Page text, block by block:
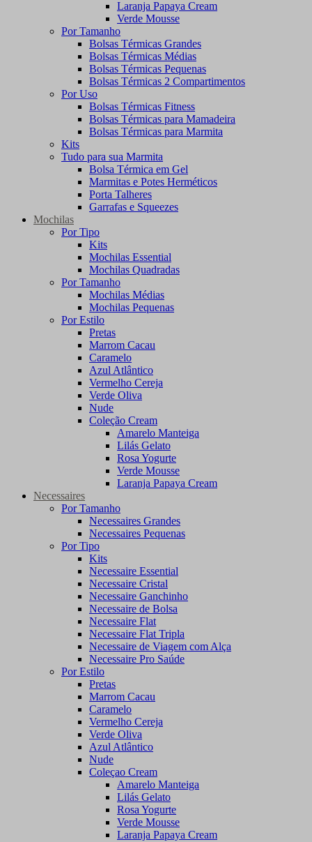
Laranja Papaya Cream
Verde Mousse
Por Tamanho
Bolsas Térmicas Grandes
Bolsas Térmicas Médias
Bolsas Térmicas Pequenas
Bolsas Térmicas 2 Compartimentos
Por Uso
Bolsas Térmicas Fitness
Bolsas Térmicas para Mamadeira
Bolsas Térmicas para Marmita
Kits
Tudo para sua Marmita
Bolsa Térmica em Gel
Marmitas e Potes Herméticos
Porta Talheres
Garrafas e Squeezes
Mochilas
Por Tipo
Kits
Mochilas Essential
Mochilas Quadradas
Por Tamanho
Mochilas Médias
Mochilas Pequenas
Por Estilo
Pretas
Marrom Cacau
Caramelo
Azul Atlântico
Vermelho Cereja
Verde Oliva
Nude
Coleção Cream
Amarelo Manteiga
Lilás Gelato
Rosa Yogurte
Verde Mousse
Laranja Papaya Cream
Necessaires
Por Tamanho
Necessaires Grandes
Necessaires Pequenas
Por Tipo
Kits
Necessaire Essential
Necessaire Cristal
Necessaire Ganchinho
Necessaire de Bolsa
Necessaire Flat
Necessaire Flat Tripla
Necessaire de Viagem com Alça
Necessaire Pro Saúde
Por Estilo
Pretas
Marrom Cacau
Caramelo
Vermelho Cereja
Verde Oliva
Azul Atlântico
Nude
Coleçao Cream
Amarelo Manteiga
Lilás Gelato
Rosa Yogurte
Verde Mousse
Laranja Papaya Cream